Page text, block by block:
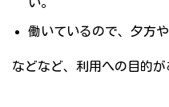
い。
働いているので、夕方
などなど、利用への目的が